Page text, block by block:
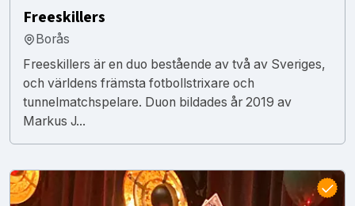
Freeskillers
Borås
Freeskillers är en duo bestående av två av Sveriges,
och världens främsta fotbollstrixare och
tunnelmatchspelare. Duon bildades år 2019 av
Markus J...